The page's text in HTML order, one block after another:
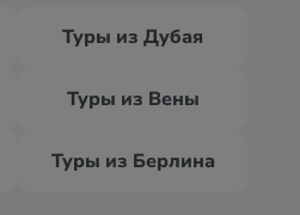
Туры из Дубая
Туры из Вены
Туры из Берлина